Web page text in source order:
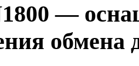
—
обмена